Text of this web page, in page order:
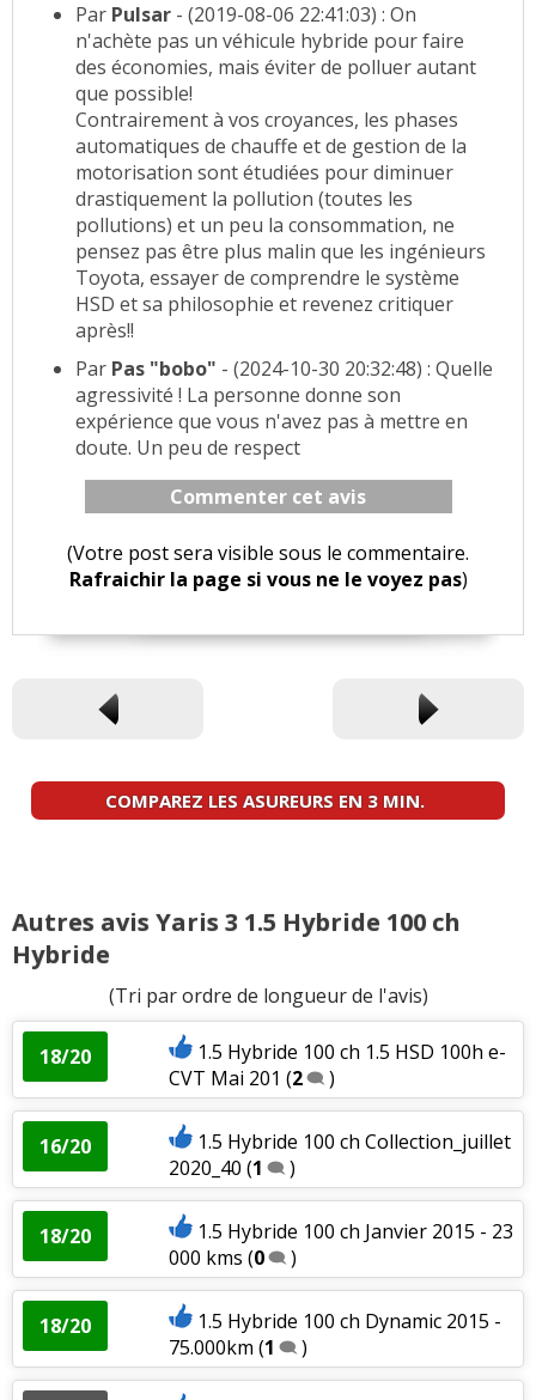
Par Pulsar - (2019-08-06 22:41:03) : On
n'achète pas un véhicule hybride pour faire
des économies, mais éviter de polluer autant
que possible!
Contrairement à vos croyances, les phases
automatiques de chauffe et de gestion de la
motorisation sont étudiées pour diminuer
drastiquement la pollution (toutes les
pollutions) et un peu la consommation, ne
pensez pas être plus malin que les ingénieurs
Toyota, essayer de comprendre le système
HSD et sa philosophie et revenez critiquer
après!!
Par Pas "bobo" - (2024-10-30 20:32:48) : Quelle
agressivité ! La personne donne son
expérience que vous n'avez pas à mettre en
doute. Un peu de respect
Commenter cet avis
(Votre post sera visible sous le commentaire.
Rafraichir la page si vous ne le voyez pas)
COMPAREZ LES ASUREURS EN 3 MIN.
Autres avis Yaris 3 1.5 Hybride 100 ch
Hybride
(Tri par ordre de longueur de l'avis)
18/20
1.5 Hybride 100 ch 1.5 HSD 100h e-
CVT Mai 201 (2 )
16/20
1.5 Hybride 100 ch Collection_juillet
2020_40 (1 )
18/20
1.5 Hybride 100 ch Janvier 2015 - 23
000 kms (0 )
18/20
1.5 Hybride 100 ch Dynamic 2015 -
75.000km (1 )